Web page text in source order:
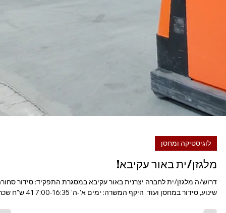
משרות באזור הצפון
דרוש/ה מלגזן/ית למפעל
תעשייתי מוביל בתחום המזון
באזור צפת! משרה מלאה,
שכר מתגמל ותנאים מעולים!
חייגו
דרוש/ה מלגזן/ית למפעל תעשייתי מוביל בתחום המזון באזור צפת! משרה
מלאה, שכר מתגמל ותנאים מעולים! חייגו >> 077-9800961 / 077-